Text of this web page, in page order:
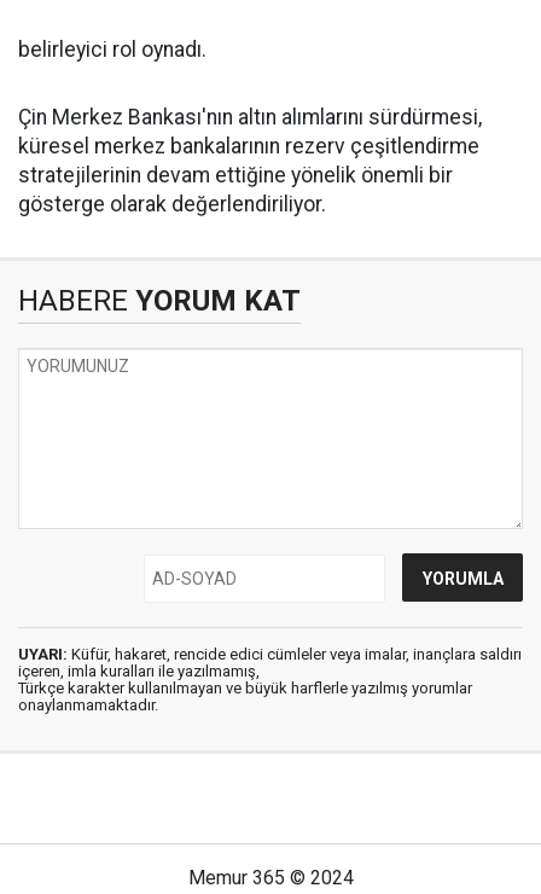
belirleyici rol oynadı.
Çin Merkez Bankası'nın altın alımlarını sürdürmesi,
küresel merkez bankalarının rezerv çeşitlendirme
stratejilerinin devam ettiğine yönelik önemli bir
gösterge olarak değerlendiriliyor.
HABERE YORUM KAT
UYARI: Küfür, hakaret, rencide edici cümleler veya imalar, inançlara saldırı
içeren, imla kuralları ile yazılmamış,
Türkçe karakter kullanılmayan ve büyük harflerle yazılmış yorumlar
onaylanmamaktadır.
Memur 365 © 2024